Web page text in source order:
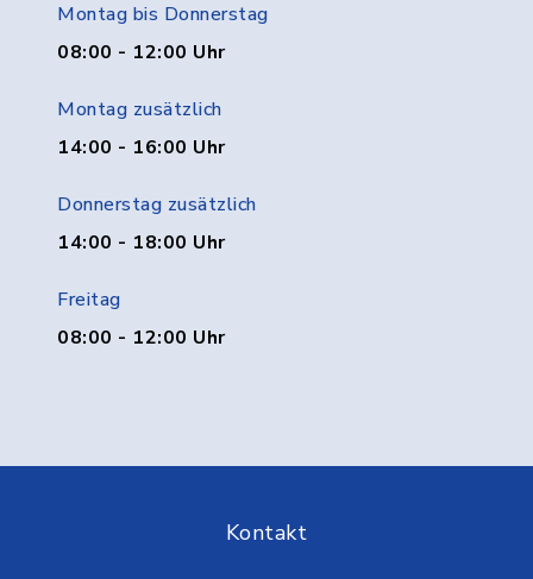
Montag bis Donnerstag
08:00 - 12:00 Uhr
Montag zusätzlich
14:00 - 16:00 Uhr
Donnerstag zusätzlich
14:00 - 18:00 Uhr
Freitag
08:00 - 12:00 Uhr
Kontakt